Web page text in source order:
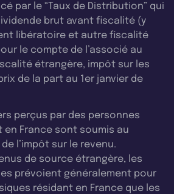
par le “Taux de Distribution” qui
brut avant fiscalité (y
libératoire et autre fiscalité
le compte de l’associé au
étrangère, impôt sur les
de la part au 1er janvier de
perçus par des personnes
en France sont soumis au
l’impôt sur le revenu.
de source étrangère, les
prévoient généralement pour
résidant en France que les